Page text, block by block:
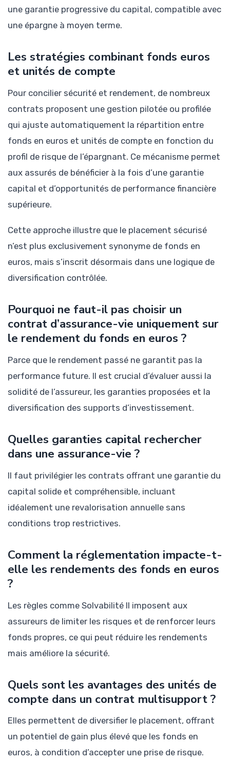
une garantie progressive du capital, compatible avec
une épargne à moyen terme.
Les stratégies combinant fonds euros
et unités de compte
Pour concilier sécurité et rendement, de nombreux
contrats proposent une gestion pilotée ou profilée
qui ajuste automatiquement la répartition entre
fonds en euros et unités de compte en fonction du
profil de risque de l’épargnant. Ce mécanisme permet
aux assurés de bénéficier à la fois d’une garantie
capital et d’opportunités de performance financière
supérieure.
Cette approche illustre que le placement sécurisé
n’est plus exclusivement synonyme de fonds en
euros, mais s’inscrit désormais dans une logique de
diversification contrôlée.
Pourquoi ne faut-il pas choisir un
contrat d’assurance-vie uniquement sur
le rendement du fonds en euros ?
Parce que le rendement passé ne garantit pas la
performance future. Il est crucial d’évaluer aussi la
solidité de l’assureur, les garanties proposées et la
diversification des supports d’investissement.
Quelles garanties capital rechercher
dans une assurance-vie ?
Il faut privilégier les contrats offrant une garantie du
capital solide et compréhensible, incluant
idéalement une revalorisation annuelle sans
conditions trop restrictives.
Comment la réglementation impacte-t-
elle les rendements des fonds en euros
?
Les règles comme Solvabilité II imposent aux
assureurs de limiter les risques et de renforcer leurs
fonds propres, ce qui peut réduire les rendements
mais améliore la sécurité.
Quels sont les avantages des unités de
compte dans un contrat multisupport ?
Elles permettent de diversifier le placement, offrant
un potentiel de gain plus élevé que les fonds en
euros, à condition d’accepter une prise de risque.